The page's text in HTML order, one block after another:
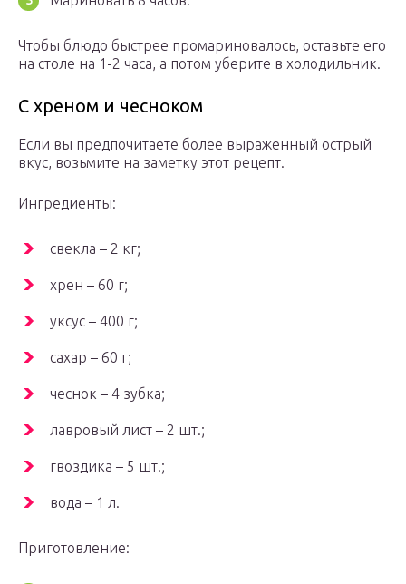
Чтобы блюдо быстрее промариновалось, оставьте его
на столе на 1-2 часа, а потом уберите в холодильник.
С хреном и чесноком
Если вы предпочитаете более выраженный острый
вкус, возьмите на заметку этот рецепт.
Ингредиенты:
свекла – 2 кг;
хрен – 60 г;
уксус – 400 г;
сахар – 60 г;
чеснок – 4 зубка;
лавровый лист – 2 шт.;
гвоздика – 5 шт.;
вода – 1 л.
Приготовление: